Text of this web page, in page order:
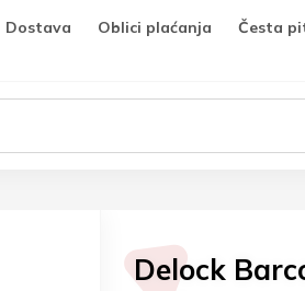
Dostava Oblici plaćanja
Česta
Delock